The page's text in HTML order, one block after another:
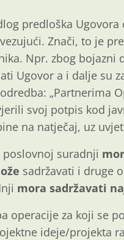
predloška
Znači, to je
Npr. zbog
Ugovor a i dalje su
„Partnerima
svoj potpis kod
na natječaj, uz
poslovnoj suradnji
sadržavati i druge
mora sadržavati
operacije za koji se
ideje/projekta